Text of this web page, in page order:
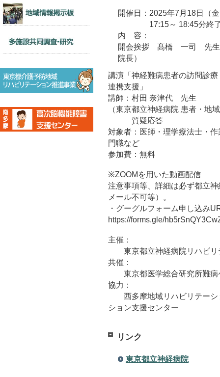
開催日：2025年7月18日（
17:15～ 18:45分終了
内 容：
開会挨拶 髙橋 一司 先
院長）
講演「神経難病患者の訪問診
連携支援」
講師：村田 奈津代 先生
（東京都立神経病院 患者・地
質疑応答
対象者：医師・理学療法士・
門職など
参加費：無料
※ZOOMを用いた動画配信
注意事項等、詳細は必ず都立
メール不可等）。
・グーグルフォーム申し込み
https://forms.gle/
主催：
東京都立神経病院リハビリ
共催：
東京都医学総合研究所難病
協力：
西多摩地域リハビリテーシ
ション支援センター
リンク
東京都立神経病院